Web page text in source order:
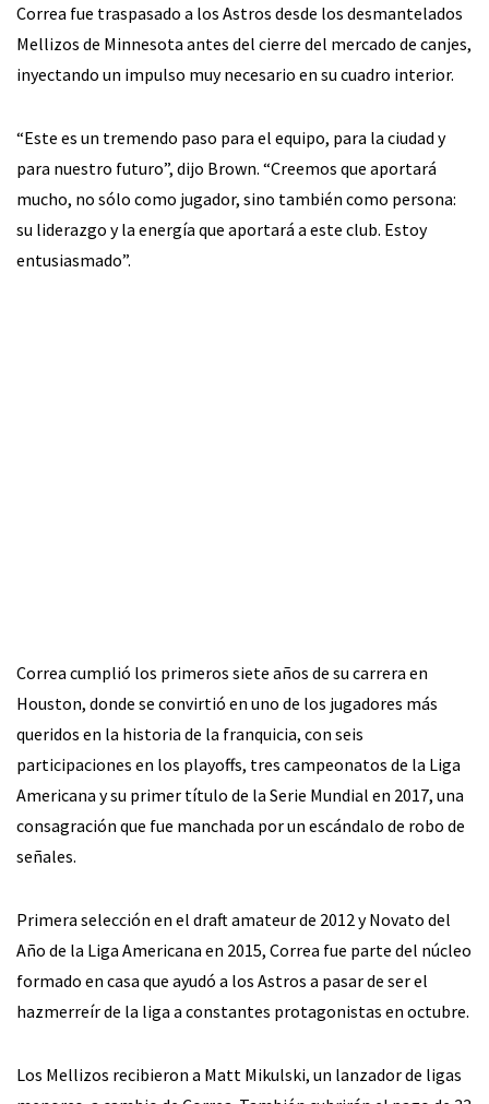
Correa fue traspasado a los Astros desde los desmantelados
Mellizos de Minnesota antes del cierre del mercado de canjes,
inyectando un impulso muy necesario en su cuadro interior.
“Este es un tremendo paso para el equipo, para la ciudad y
para nuestro futuro”, dijo Brown. “Creemos que aportará
mucho, no sólo como jugador, sino también como persona:
su liderazgo y la energía que aportará a este club. Estoy
entusiasmado”.
Correa cumplió los primeros siete años de su carrera en
Houston, donde se convirtió en uno de los jugadores más
queridos en la historia de la franquicia, con seis
participaciones en los playoffs, tres campeonatos de la Liga
Americana y su primer título de la Serie Mundial en 2017, una
consagración que fue manchada por un escándalo de robo de
señales.
Primera selección en el draft amateur de 2012 y Novato del
Año de la Liga Americana en 2015, Correa fue parte del núcleo
formado en casa que ayudó a los Astros a pasar de ser el
hazmerreír de la liga a constantes protagonistas en octubre.
Los Mellizos recibieron a Matt Mikulski, un lanzador de ligas